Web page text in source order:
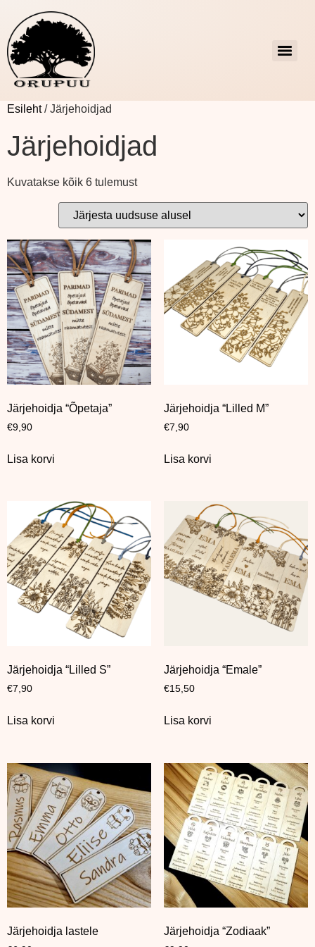
Esileht/ Järjehoidjad
Järjehoidjad
Kuvatakse kõik 6 tulemust
Järjehoidja “Õpetaja”
€9,90
Lisa korvi
Järjehoidja “Lilled M”
€7,90
Lisa korvi
Järjehoidja “Lilled S”
€7,90
Lisa korvi
Järjehoidja “Emale”
€15,50
Lisa korvi
Järjehoidja lastele Järjehoidja “Zodiaak”